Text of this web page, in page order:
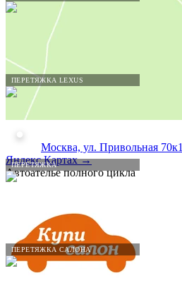
ПЕРЕТЯЖКА LEXUS
ПЕРЕТЯЖКА
ПЕРЕТЯЖКА САЛОНА
Москва, ул. Привольная 70к1
Яндекс.Картах →
Автоателье полного цикла